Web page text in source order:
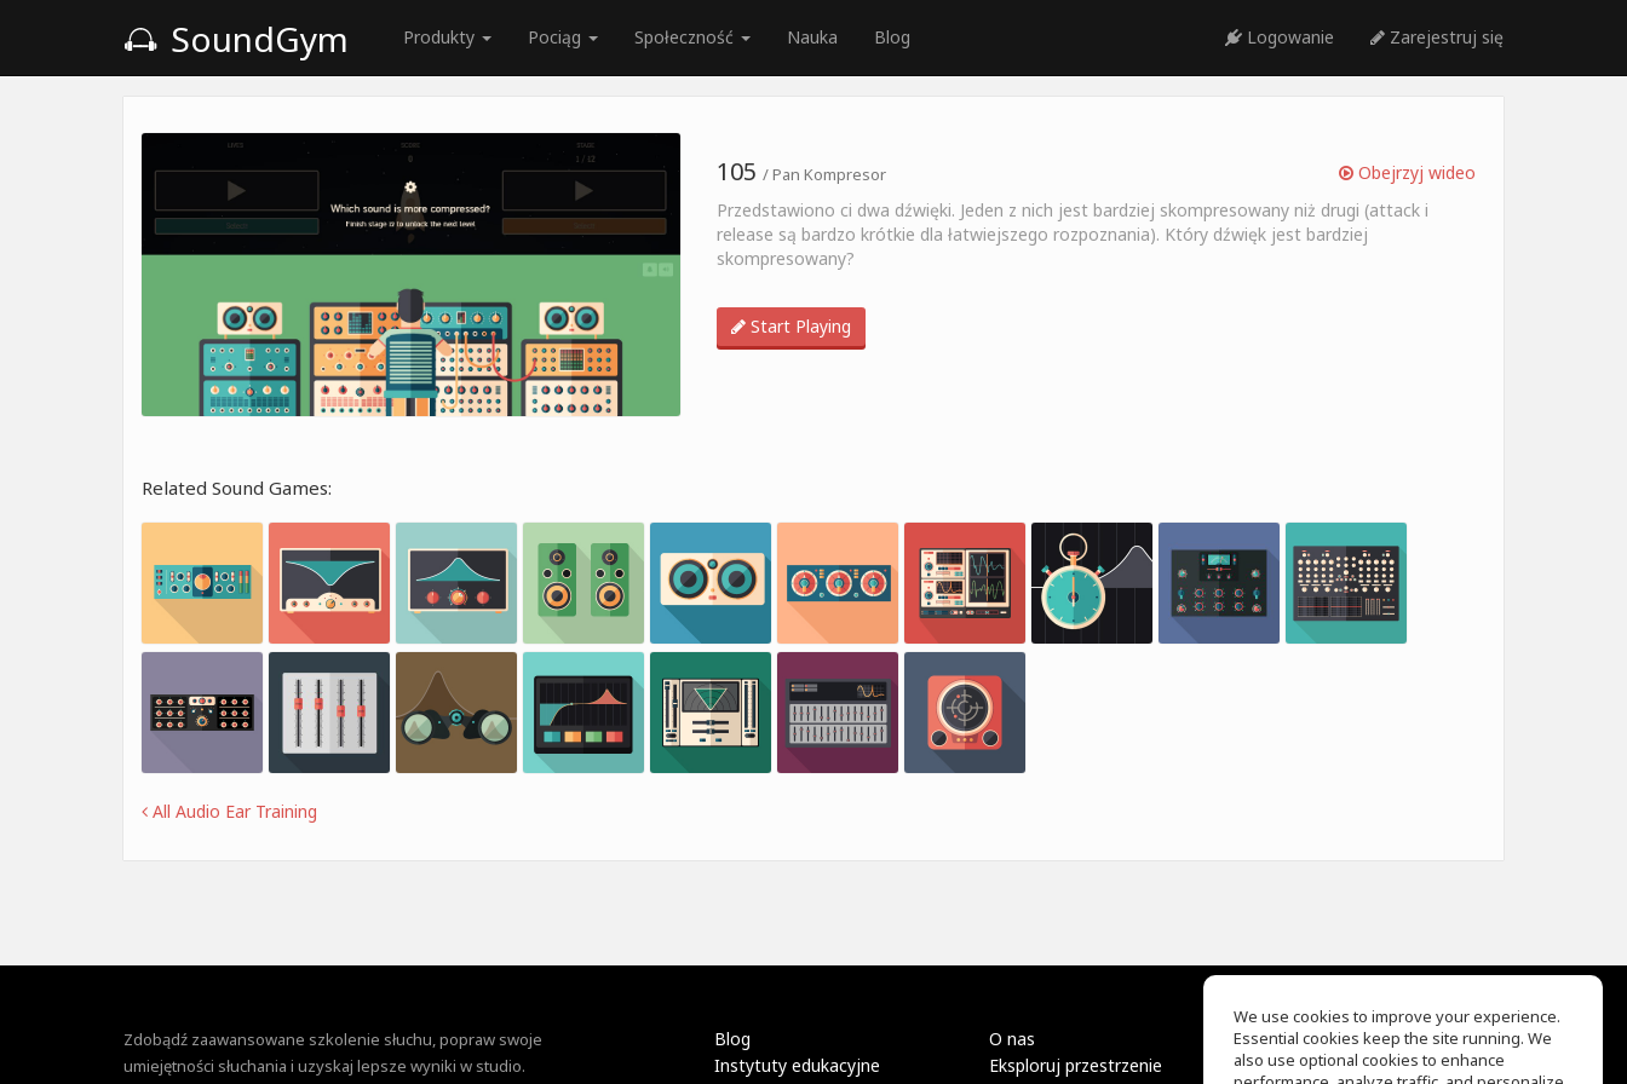
SoundGym Produkty Pociąg Społeczność Nauka Blog Logowanie Zarejestruj się
Obejrzyj wideo
105 / Pan Kompresor
Przedstawiono ci dwa dźwięki. Jeden z nich jest bardziej skompresowany niż drugi (attack i
release są bardzo krótkie dla łatwiejszego rozpoznania). Który dźwięk jest bardziej
skompresowany?
Start Playing
Related Sound Games:
All Audio Ear Training
Zdobądź zaawansowane szkolenie słuchu, popraw swoje
umiejętności słuchania i uzyskaj lepsze wyniki w studio.
Blog
Instytuty edukacyjne
O nas
Eksploruj przestrzenie
EQ Ear Training
Drum Machine
We use cookies to improve your experience.
Essential cookies keep the site running. We
also use optional cookies to enhance